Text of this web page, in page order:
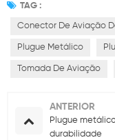
TAG :
Conector De Aviação
Plugue Metálico
Tomada De Aviação
ANTERIOR
Plugue
durabilidade